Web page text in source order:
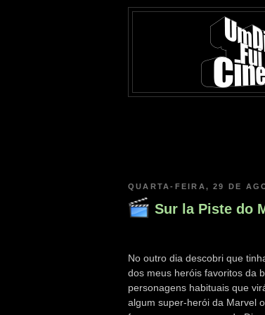
QUARTA-FEIRA, 29 DE
Sur la Piste do
No outro dia descobri que
dos meus heróis favoritos da
personagens habituais que
algum super-herói da Marvel